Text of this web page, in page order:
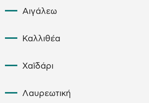
Αιγάλεω
Καλλιθέα
Χαϊδάρι
Λαυρεωτική